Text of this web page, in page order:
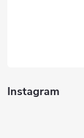
Instagram